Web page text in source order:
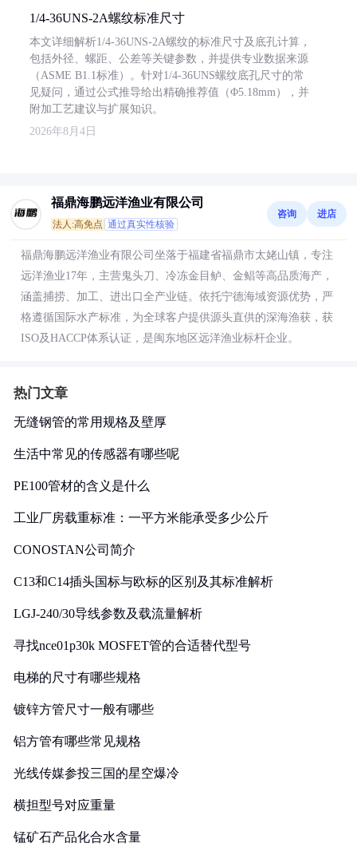
1/4-36UNS-2A螺纹标准尺寸
本文详细解析1/4-36UNS-2A螺纹的标准尺寸及底孔计算，
包括外径、螺距、公差等关键参数，并提供专业数据来源
（ASME B1.1标准）。针对1/4-36UNS螺纹底孔尺寸的常
见疑问，通过公式推导给出精确推荐值（Φ5.18mm），并
附加工艺建议与扩展知识。
2026年8月4日
福鼎海鹏远洋渔业有限公司
法人:高免点 通过真实性核验
咨询 进店
福鼎海鹏远洋渔业有限公司坐落于福建省福鼎市太姥山镇，专注
远洋渔业17年，主营鬼头刀、冷冻金目鲈、金鲳等高品质海产，
涵盖捕捞、加工、进出口全产业链。依托宁德海域资源优势，严
格遵循国际水产标准，为全球客户提供源头直供的深海渔获，获
ISO及HACCP体系认证，是闽东地区远洋渔业标杆企业。
热门文章
无缝钢管的常用规格及壁厚
生活中常见的传感器有哪些呢
PE100管材的含义是什么
工业厂房载重标准：一平方米能承受多少公斤
CONOSTAN公司简介
C13和C14插头国标与欧标的区别及其标准解析
LGJ-240/30导线参数及载流量解析
寻找nce01p30k MOSFET管的合适替代型号
电梯的尺寸有哪些规格
镀锌方管尺寸一般有哪些
铝方管有哪些常见规格
光线传媒参投三国的星空爆冷
横担型号对应重量
锰矿石产品化合水含量